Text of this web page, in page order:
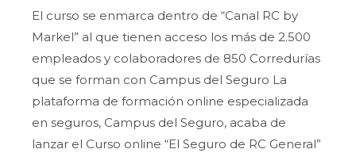
El curso se enmarca dentro de “Canal RC by
Markel” al que tienen acceso los más de 2.500
empleados y colaboradores de 850 Corredurías
que se forman con Campus del Seguro La
plataforma de formación online especializada
en seguros, Campus del Seguro, acaba de
lanzar el Curso online “El Seguro de RC General”